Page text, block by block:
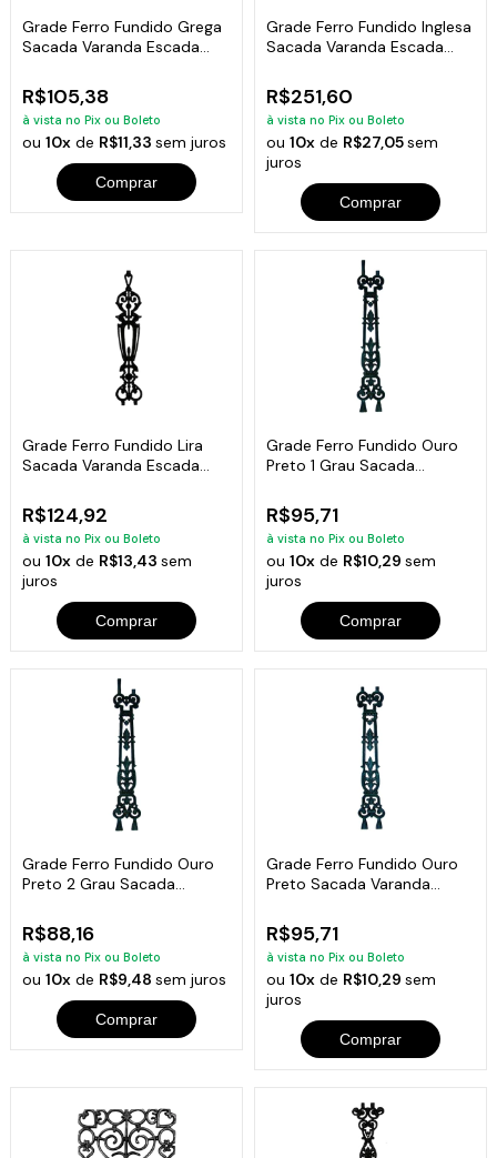
Grade Ferro Fundido Grega
Sacada Varanda Escada
R$105,38
à vista no Pix ou Boleto
ou10x de R$11,33sem juros
Comprar
Grade Ferro Fundido Inglesa
Sacada Varanda Escada
R$251,60
à vista no Pix ou Boleto
ou 10xde R$27,05sem
juros
Comprar
Grade Ferro Fundido Lira
Sacada Varanda Escada
R$124,92
à vista no Pix ou Boleto
ou10x de R$13,43sem
juros
Comprar
Grade Ferro Fundido Ouro
Preto 1 Grau Sacada
R$95,71
à vista no Pix ou Boleto
ou 10xde R$10,29 sem
juros
Comprar
Grade Ferro Fundido Ouro
Preto 2 Grau Sacada
R$88,16
à vista no Pix ou Boleto
ou10x de R$9,48sem juros
Comprar
Grade Ferro Fundido Ouro
Preto Sacada Varanda
R$95,71
à vista no Pix ou Boleto
ou 10xde R$10,29 sem
juros
Comprar